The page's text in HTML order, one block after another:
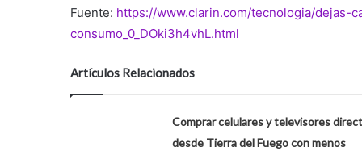
Fuente: https://www.clarin.com/tecnologia/dejas-
consumo_0_DOki3h4vhL.html
Artículos Relacionados
Comprar celulares y televisores
desde Tierra del Fuego con menos